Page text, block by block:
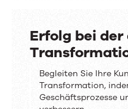
Erfolg bei
Erfolg
bei
Begleiten Sie Ihre
Transformation,
Geschäftsprozesse